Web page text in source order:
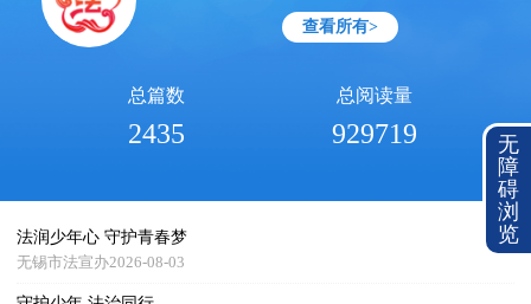
查看所有>
总篇数
2435
总阅读量
929719
法润少年心 守护青春梦
无锡市法宣办2026-08-03
无
障
碍
浏
览